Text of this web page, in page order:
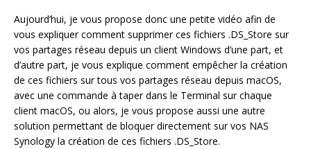
Aujourd’hui, je vous propose donc une petite vidéo afin de
vous expliquer comment supprimer ces fichiers .DS_Store sur
vos partages réseau depuis un client Windows d’une part, et
d’autre part, je vous explique comment empêcher la création
de ces fichiers sur tous vos partages réseau depuis macOS,
avec une commande à taper dans le Terminal sur chaque
client macOS, ou alors, je vous propose aussi une autre
solution permettant de bloquer directement sur vos NAS
Synology la création de ces fichiers .DS_Store.